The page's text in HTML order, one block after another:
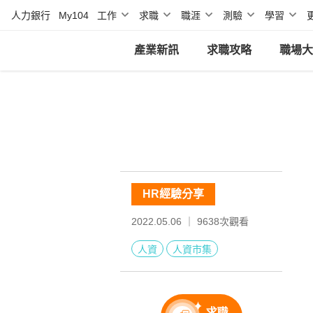
人力銀行 My104 工作 求職 職涯 測驗 學習
產業新訊 求職攻略 職場
HR經驗分享
2022.05.06 ｜ 9638次觀看
人資 人資市集